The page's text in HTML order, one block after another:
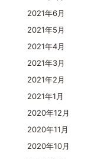
2021年6月
2021年5月
2021年4月
2021年3月
2021年2月
2021年1月
2020年12月
2020年11月
2020年10月